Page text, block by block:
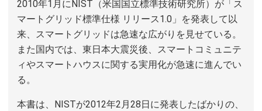
2010年1月にNIST（米国国立標準技術研究所）が「ス
マートグリッド標準仕様 リリース1.0」を発表して以
来、スマートグリッドは急速な広がりを見せている。
また国内では、東日本大震災後、スマートコミュニテ
ィやスマートハウスに関する実用化が急速に進んでい
る。
本書は、NISTが2012年2月28日に発表したばかりの、